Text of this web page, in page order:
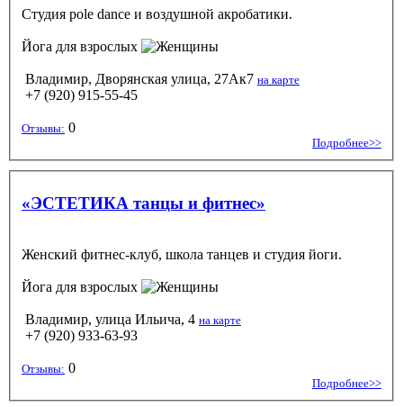
Студия pole dance и воздушной акробатики.
Йога для взрослых
Владимир, Дворянская улица, 27Ак7 на карте
+7 (920) 915-55-45
Отзывы: 0
Подробнее>>
«ЭСТЕТИКА танцы и фитнес»
Женский фитнес-клуб, школа танцев и студия йоги.
Йога для взрослых
Владимир, улица Ильича, 4 на карте
+7 (920) 933-63-93
Отзывы: 0
Подробнее>>